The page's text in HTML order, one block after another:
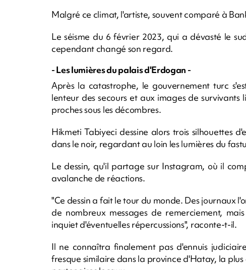
Malgré ce climat, l'artiste, souvent comparé à
Le séisme du 6 février 2023, qui a dévasté le
cependant changé son regard.
- Les lumières du palais d'Erdogan -
Après la catastrophe, le gouvernement turc
lenteur des secours et aux images de
proches sous les décombres.
Hikmeti Tabiyeci dessine alors trois silhouettes
dans le noir, regardant au loin les lumières du
Le dessin, qu'il partage sur Instagram, où il
avalanche de réactions.
"Ce dessin a fait le tour du monde. Des journaux
de nombreux messages de remerciement,
inquiet d'éventuelles répercussions", raconte-t-il.
Il ne connaîtra finalement pas d'ennuis
fresque similaire dans la province d'Hatay, la